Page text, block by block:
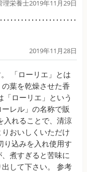
理栄養士2019年11月29日
2019年11月28日
「ローリエ」とは
の葉を乾燥させた香
ローリエ」という
レル」の名称で販
入れることで、清涼
おいしくいただけ
り込みを入れ使用す
煮すぎると苦味に
して下さい。 参考